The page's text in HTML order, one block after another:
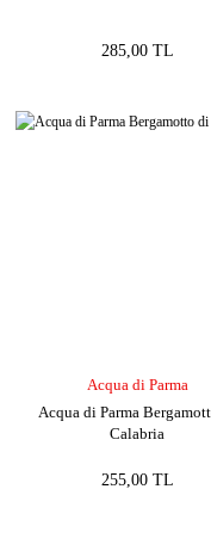
285,00 TL
Acqua di Parma
Acqua di Parma
Calabria
255,00 TL